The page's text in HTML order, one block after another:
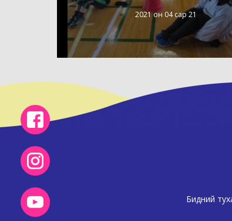
2021 он 04 сар 21
Бидний